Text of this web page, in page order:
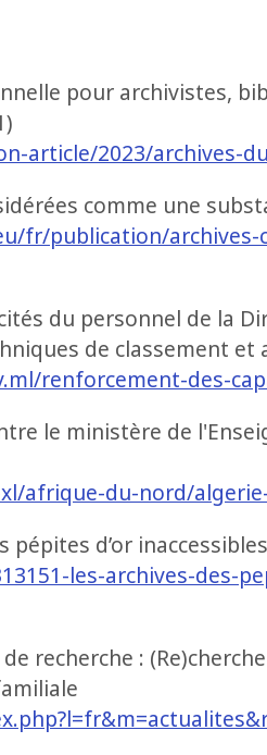
pour archivistes,
article/2023/archives-
comme une
fr/publication/
du personnel de la
de classement et
renforcement-des-
le ministère de
afrique-du-nord/
pépites d’or inaccessibles
les-archives-des-
recherche :